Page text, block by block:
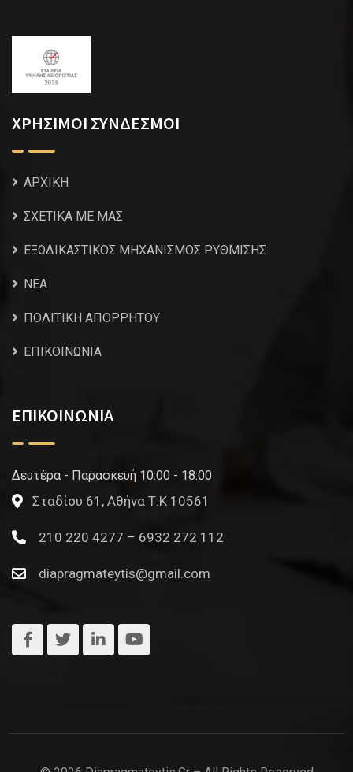
ΧΡΗΣΙΜΟΙ ΣΥΝΔΕΣΜΟΙ
ΑΡΧΙΚΗ
ΣΧΕΤΙΚΑ ΜΕ ΜΑΣ
ΕΞΩΔΙΚΑΣΤΙΚΟΣ ΜΗΧΑΝΙΣΜΟΣ ΡΥΘΜΙΣΗΣ
NEA
ΠΟΛΙΤΙΚΗ ΑΠΟΡΡΗΤΟΥ
ΕΠΙΚΟΙΝΩΝΙΑ
ΕΠΙΚΟΙΝΩΝΙΑ
Δευτέρα - Παρασκευή 10:00 - 18:00
Σταδίου 61, Αθήνα Τ.Κ 10561
210 220 4277 – 6932 272 112
diapragmateytis@gmail.com